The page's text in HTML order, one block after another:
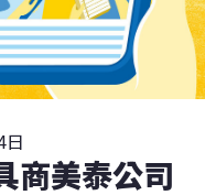
日
商美泰公司